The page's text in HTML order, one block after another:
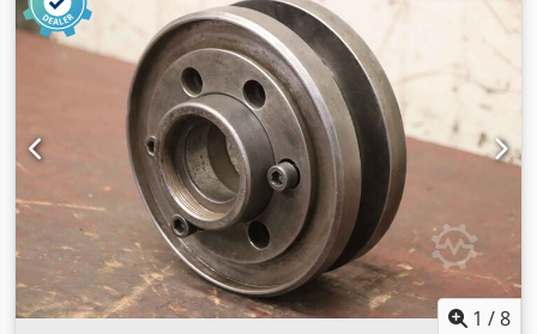
komplet -Dimenzija svaka: Ø 225 x 90 mm Crodpfx Aqsw
Dpc Ajwef -Težina: 10,4 kg/kom.
1 /8